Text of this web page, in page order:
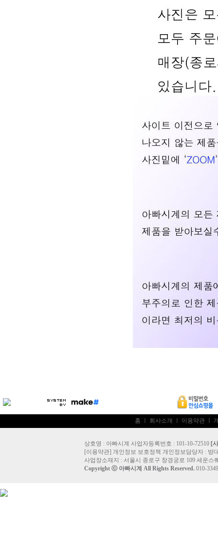
홈 회사소개 이용약관
상호명 : 아빠시계 사업자등록번호 : 101-10-72510 [
[이용약관] 개인정보 보호정책 개인정보담당자 : 방
사업장소재지 : 서울시 종로구 창경궁로 109 세운스
Copyright ⓒ 아빠시계 All Rights Reserved. 010-